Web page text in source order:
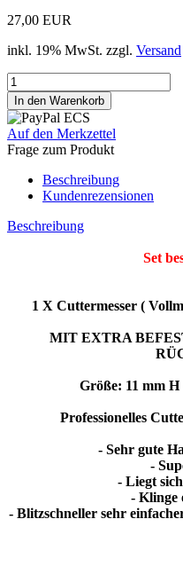
27,00 EUR
inkl. 19% MwSt. zzgl. Versand
Auf den Merkzettel
Frage zum Produkt
Beschreibung
Kundenrezensionen
Beschreibung
Set
1 X Cuttermesser (
MIT EXTRA
Größe: 11 mm
Professionelles
- Sehr gute
-
- Liegt
- Klinge
- Blitzschneller sehr